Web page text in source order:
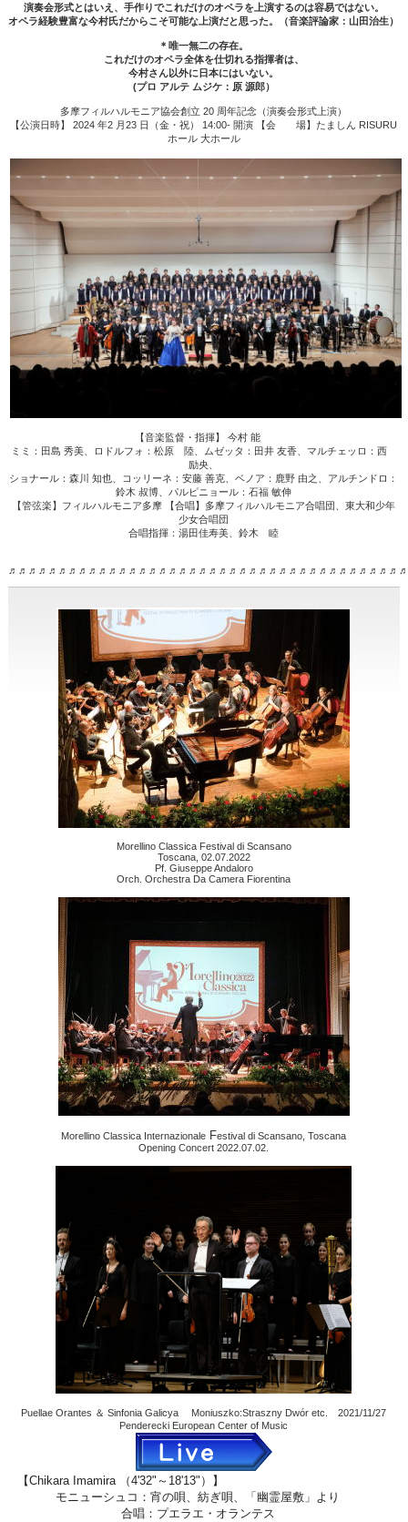
演奏会形式とはいえ、手作りでこれだけのオペラを上演するのは容易ではない。
オペラ経験豊富な今村氏だからこそ可能な上演だと思った。（音楽評論家：山田治生）
＊唯一無二の存在。
これだけのオペラ全体を仕切れる指揮者は、
今村さん以外に日本にはいない。
(プロ アルテ ムジケ：原 源郎）
多摩フィルハルモニア協会創立 20 周年記念（演奏会形式上演）
【公演日時】 2024 年2 月23 日（金・祝） 14:00- 開演 【会 場】たましん RISURU
ホール 大ホール
【音楽監督・指揮】 今村 能
ミミ：田島 秀美、ロドルフォ：松原 陸、ムゼッタ：田井 友香、マルチェッロ：西
励央、
ショナール：森川 知也、コッリーネ：安藤 善克、ベノア：鹿野 由之、アルチンドロ：
鈴木 叔博、パルピニョール：石福 敏伸
【管弦楽】フィルハルモニア多摩 【合唱】多摩フィルハルモニア合唱団、東大和少年
少女合唱団
合唱指揮：湯田佳寿美、鈴木 睦
Morellino Classica Festival di Scansano
Toscana, 02.07.2022
Pf. Giuseppe Andaloro
Orch. Orchestra Da Camera Fiorentina
Morellino Classica Internazionale Festival di Scansano, Toscana
Opening Concert 2022.07.02.
Puellae Orantes ＆ Sinfonia Galicya Moniuszko:Straszny Dwór etc. 2021/11/27
Penderecki European Center of Music
【Chikara Imamira （4'32"～18'13"）】
モニューシュコ：宵の唄、紡ぎ唄、「幽霊屋敷」より
合唱：プエラエ・オランテス